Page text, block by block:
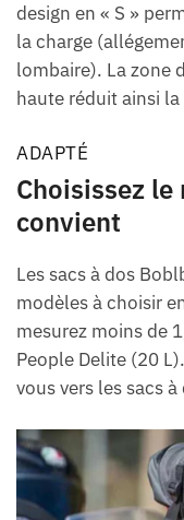
design en « S »
la charge
lombaire). La zone
haute réduit ainsi
ADAPTÉ
Choisissez
convient
Les sacs à dos
modèles à choisir
mesurez moins de
People Delite (20
vous vers les sacs